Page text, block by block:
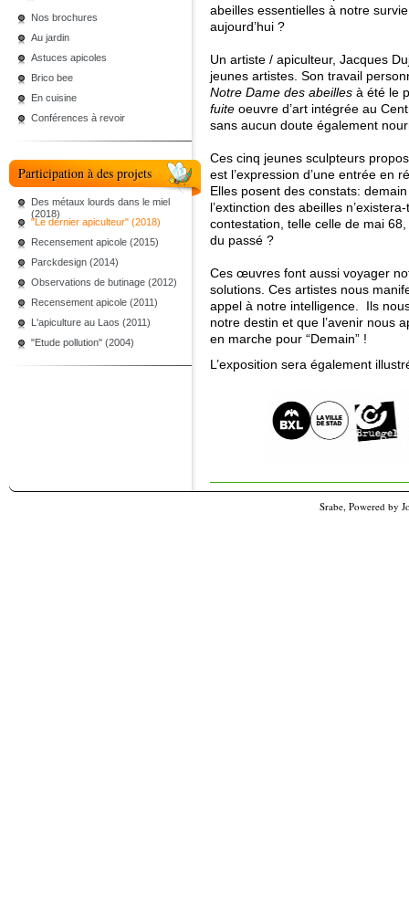
Nos brochures
Au jardin
Astuces apicoles
Brico bee
En cuisine
Conférences à revoir
Participation à des projets
Des métaux lourds dans le miel
(2018)
"Le dernier apiculteur" (2018)
Recensement apicole (2015)
Parckdesign (2014)
Observations de butinage (2012)
Recensement apicole (2011)
L'apiculture au Laos (2011)
"Etude pollution" (2004)
abeilles essentielles à notre
aujourd’hui ?
Un artiste / apiculteur, Jacques
jeunes artistes. Son travail
Notre Dame des abeilles à été le
fuite oeuvre d’art intégrée au
sans aucun doute également
Ces cinq jeunes sculpteurs
est l’expression d’une entrée en
Elles posent des constats:
l’extinction des abeilles
contestation, telle celle de mai
du passé ?
Ces œuvres font aussi voyager
solutions. Ces artistes nous
appel à notre intelligence. Ils
notre destin et que l’avenir nous
en marche pour “Demain” !
L’exposition sera également
Srabe, Powered by